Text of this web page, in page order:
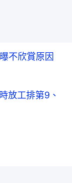
不欣賞原因
放工排第9、